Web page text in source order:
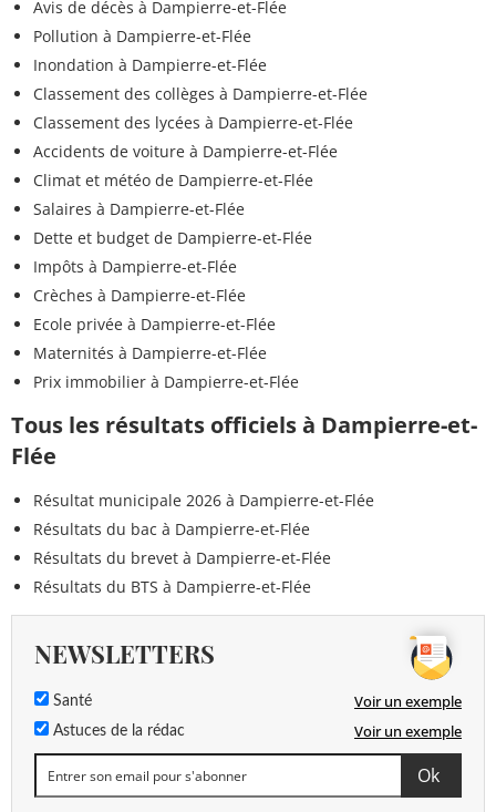
Flonicamide <0,020 µg/L
Florasulam
Fluopicolide <0,020 µg/L
Fluazinam <0,020 µg/L
Fluopyram <0,020 µg/L
Flupyrsulfuron-méthyle
Flurtamone <0,020 µg/L
Flufenacet <0,020 µg/L
Fluxapyroxad <0,020 µg/L <=0,1 µg/L
Fénuron <0,020 µg/L
Folpel <0,10 µg/L
Foramsulfuron <0,020 µg/L <=0,1 µg/L
Fosthiazate <=0,1 µg/L
Fenpropimorphe <=0,1 µg/L
Fenpropidin <0,020 µg/L <=0,1 µg/L
Fluroxypir <0,020 µg/L <=0,1 µg/L
Avis de décès à Dampierre-et-Flée
Pollution à Dampierre-et-Flée
Inondation à Dampierre-et-Flée
Classement des collèges à Dampierre-et-Flée
Classement des lycées à Dampierre-et-Flée
Accidents de voiture à Dampierre-et-Flée
Climat et météo de Dampierre-et-Flée
Salaires à Dampierre-et-Flée
Dette et budget de Dampierre-et-Flée
Impôts à Dampierre-et-Flée
Crèches à Dampierre-et-Flée
Ecole privée à Dampierre-et-Flée
Maternités à Dampierre-et-Flée
Prix immobilier à Dampierre-et-Flée
Tous les résultats officiels à Dampierre-et-
Flée
Résultat municipale 2026 à Dampierre-et-Flée
Résultats du bac à Dampierre-et-Flée
Résultats du brevet à Dampierre-et-Flée
Résultats du BTS à Dampierre-et-Flée
NEWSLETTERS
Santé Voir un exemple
Astuces de la rédac Voir un exemple